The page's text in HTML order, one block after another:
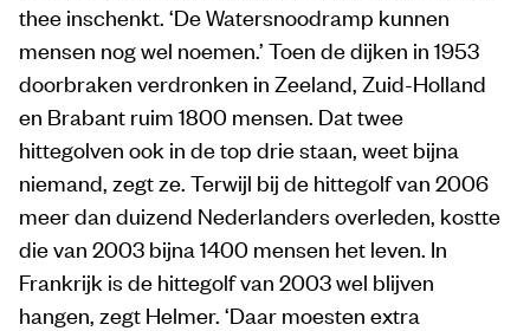
thee inschenkt. ‘De Watersnoodramp kunnen
mensen nog wel noemen.’ Toen de dijken in 1953
doorbraken verdronken in Zeeland, Zuid-Holland
en Brabant ruim 1800 mensen. Dat twee
hittegolven ook in de top drie staan, weet bijna
niemand, zegt ze. Terwijl bij de hittegolf van 2006
meer dan duizend Nederlanders overleden, kostte
die van 2003 bijna 1400 mensen het leven. In
Frankrijk is de hittegolf van 2003 wel blijven
hangen, zegt Helmer. ‘Daar moesten extra